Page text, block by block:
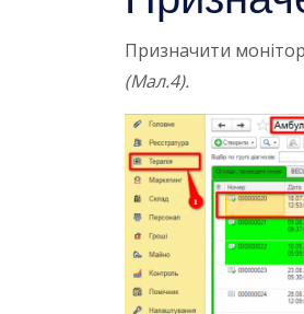
Призначити
(Мал.4).